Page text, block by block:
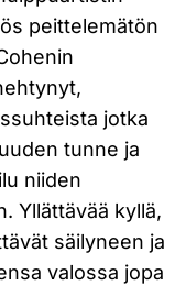
peittelemätön
jotka
tunne ja
niiden
Yllättävää kyllä,
säilyneen ja
valossa jopa